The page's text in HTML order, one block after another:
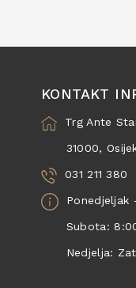
KONTAKT
Trg Ante
31000,
031 211 380
Subota: 8:00
Nedjelja: